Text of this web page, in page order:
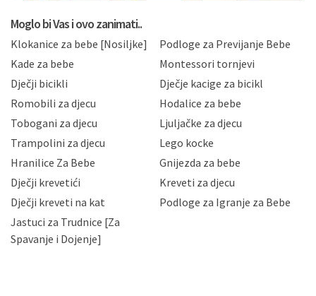
privatnosti i kolačića koju možete pročitati ovdje i
Hrvatske, a uvijek uz primjenu odgovarajućih tehničkih i
sigurnosnih mjera zaštite osobnih podataka od
neovlaštenog pristupa, zlouporabe, otkrivanja,
gubitka ili uništenja. Mae.hr štiti privatnost svojih
korisnika i posjetitelja web stranica, čuva povjerljivost
Vaših osobnih podataka te omogućava pristup i
priopćavanje osobnih podataka samo onim svojim
zaposlenicima kojima su isti potrebni radi provedbe
slučajevima koji su dozvoljeni zakonima. Napominjemo
da možete u svako doba, u potpunosti ili djelomice,
zatražiti prestanak aktivnosti obrade Vaših osobnih
podataka. Opoziv privole možete podnijeti poštom na
gore navedenu adresu ili e-mailom na adresu:
Moglo bi Vas i ovo zanimati..
Klokanice za bebe [Nosiljke]
Podloge za Previjanje Bebe
Kade za bebe
Montessori tornjevi
Dječji bicikli
Dječje kacige za bicikl
Romobili za djecu
Hodalice za bebe
Tobogani za djecu
Ljuljačke za djecu
Trampolini za djecu
Lego kocke
Hranilice Za Bebe
Gnijezda za bebe
Dječji krevetići
Kreveti za djecu
Dječji kreveti na kat
Podloge za Igranje za Bebe
Jastuci za Trudnice [Za
Spavanje i Dojenje]